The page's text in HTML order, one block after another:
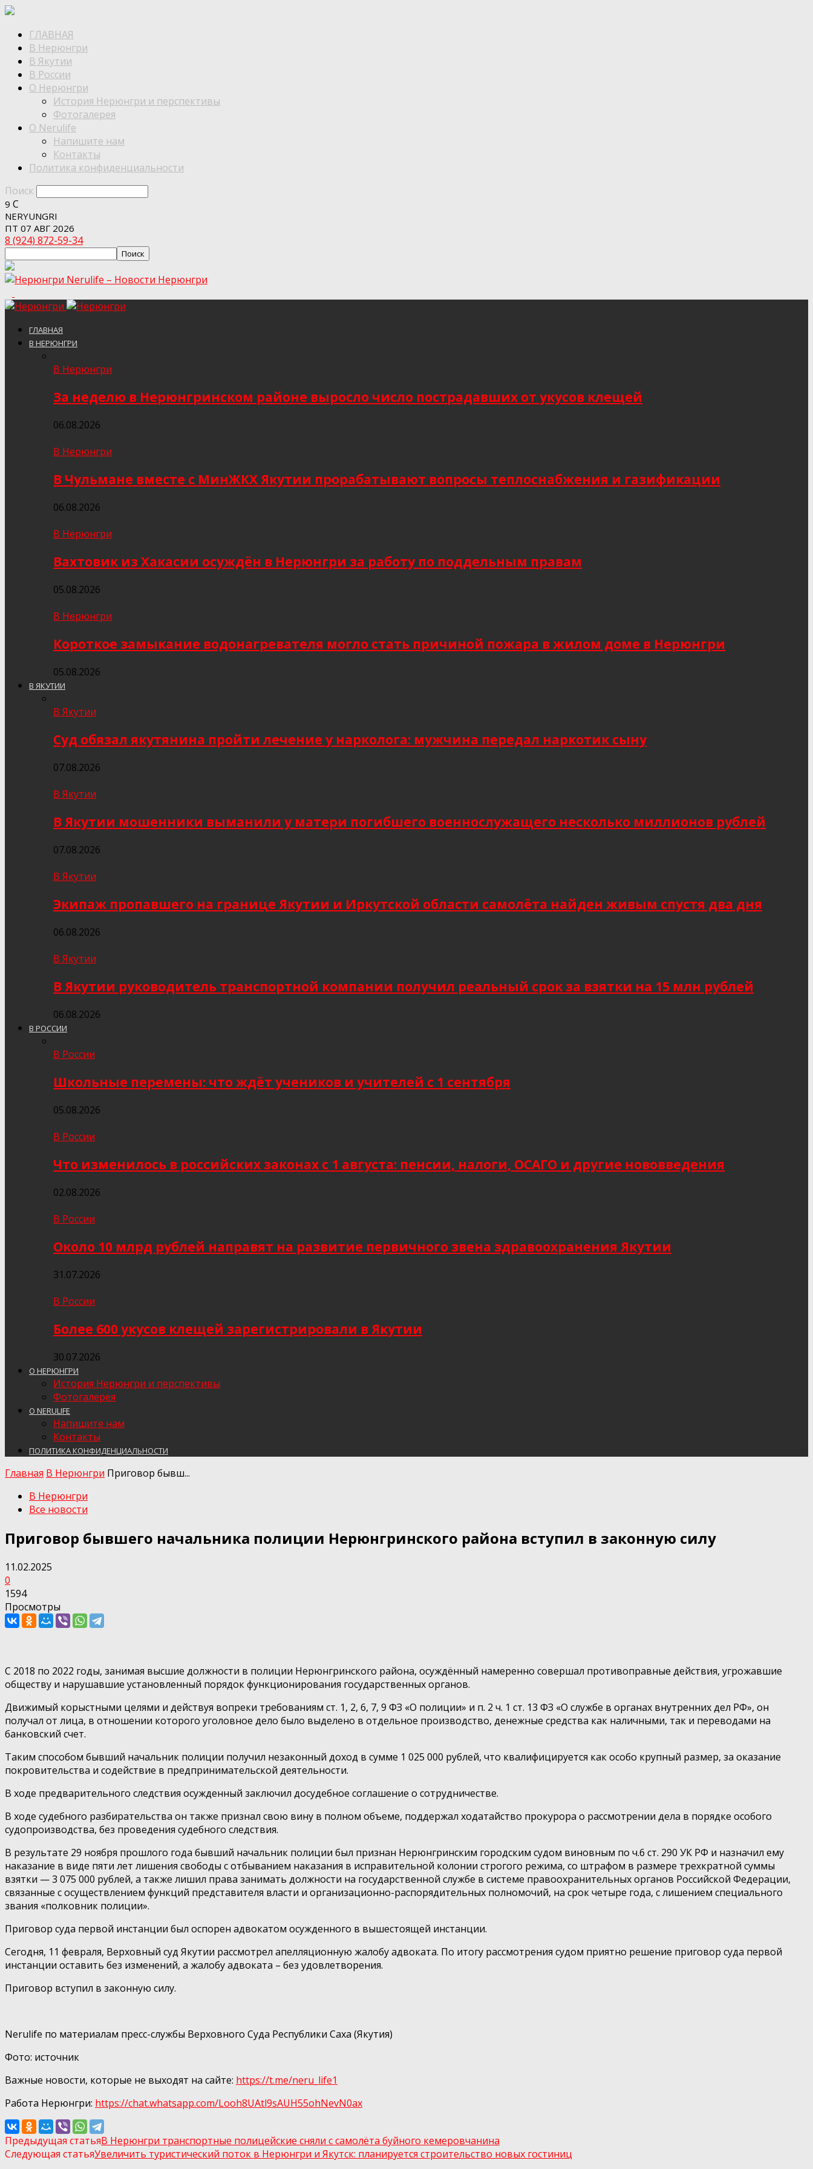
ГЛАВНАЯ
В Нерюнгри
В Якутии
В России
О Нерюнгри
История Нерюнгри и перспективы
Фотогалерея
О Nerulife
Напишите нам
Контакты
Политика конфиденциальности
Поиск
9 C
NERYUNGRI
ПТ 07 АВГ 2026
8 (924) 872-59-34
Nerulife – Новости Нерюнгри
ГЛАВНАЯ
В НЕРЮНГРИ
В Нерюнгри
За неделю в Нерюнгринском районе выросло число пострадавших от укусов клещей
06.08.2026
В Нерюнгри
В Чульмане вместе с МинЖКХ Якутии прорабатывают вопросы теплоснабжения и газификации
06.08.2026
В Нерюнгри
Вахтовик из Хакасии осуждён в Нерюнгри за работу по поддельным правам
05.08.2026
В Нерюнгри
Короткое замыкание водонагревателя могло стать причиной пожара в жилом доме в Нерюнгри
05.08.2026
В ЯКУТИИ
В Якутии
Суд обязал якутянина пройти лечение у нарколога: мужчина передал наркотик сыну
07.08.2026
В Якутии
В Якутии мошенники выманили у матери погибшего военнослужащего несколько миллионов рублей
07.08.2026
В Якутии
Экипаж пропавшего на границе Якутии и Иркутской области самолёта найден живым спустя два дня
06.08.2026
В Якутии
В Якутии руководитель транспортной компании получил реальный срок за взятки на 15 млн рублей
06.08.2026
В РОССИИ
В России
Школьные перемены: что ждёт учеников и учителей с 1 сентября
05.08.2026
В России
Что изменилось в российских законах с 1 августа: пенсии, налоги, ОСАГО и другие нововведения
02.08.2026
В России
Около 10 млрд рублей направят на развитие первичного звена здравоохранения Якутии
31.07.2026
В России
Более 600 укусов клещей зарегистрировали в Якутии
30.07.2026
О НЕРЮНГРИ
История Нерюнгри и перспективы
Фотогалерея
О NERULIFE
Напишите нам
Контакты
ПОЛИТИКА КОНФИДЕНЦИАЛЬНОСТИ
Главная В Нерюнгри Приговор бывш...
В Нерюнгри
Все новости
Приговор бывшего начальника полиции Нерюнгринского района вступил в законную силу
11.02.2025
0
1594
Просмотры
С 2018 по 2022 годы, занимая высшие должности в полиции Нерюнгринского района, осуждённый намеренно совершал противоправные действия, угрожавшие
обществу и нарушавшие установленный порядок функционирования государственных органов.
Движимый корыстными целями и действуя вопреки требованиям ст. 1, 2, 6, 7, 9 ФЗ «О полиции» и п. 2 ч. 1 ст. 13 ФЗ «О службе в органах внутренних дел РФ», он
получал от лица, в отношении которого уголовное дело было выделено в отдельное производство, денежные средства как наличными, так и переводами на
банковский счет.
Таким способом бывший начальник полиции получил незаконный доход в сумме 1 025 000 рублей, что квалифицируется как особо крупный размер, за оказание
покровительства и содействие в предпринимательской деятельности.
В ходе предварительного следствия осужденный заключил досудебное соглашение о сотрудничестве.
В ходе судебного разбирательства он также признал свою вину в полном объеме, поддержал ходатайство прокурора о рассмотрении дела в порядке особого
судопроизводства, без проведения судебного следствия.
В результате 29 ноября прошлого года бывший начальник полиции был признан Нерюнгринским городским судом виновным по ч.6 ст. 290 УК РФ и назначил ему
наказание в виде пяти лет лишения свободы с отбыванием наказания в исправительной колонии строгого режима, со штрафом в размере трехкратной суммы
взятки — 3 075 000 рублей, а также лишил права занимать должности на государственной службе в системе правоохранительных органов Российской Федерации,
связанные с осуществлением функций представителя власти и организационно-распорядительных полномочий, на срок четыре года, с лишением специального
звания «полковник полиции».
Приговор суда первой инстанции был оспорен адвокатом осужденного в вышестоящей инстанции.
Сегодня, 11 февраля, Верховный суд Якутии рассмотрел апелляционную жалобу адвоката. По итогу рассмотрения судом приятно решение приговор суда первой
инстанции оставить без изменений, а жалобу адвоката – без удовлетворения.
Приговор вступил в законную силу.
Nerulife по материалам пресс-службы Верховного Суда Республики Саха (Якутия)
Фото: источник
Важные новости, которые не выходят на сайте: https://t.me/neru_life1
Работа Нерюнгри: https://chat.whatsapp.com/Looh8UAtl9sAUH55ohNеvN0ах
Предыдущая статьяВ Нерюнгри транспортные полицейские сняли с самолёта буйного кемеровчанина
Следующая статьяУвеличить туристический поток в Нерюнгри и Якутск: планируется строительство новых гостиниц